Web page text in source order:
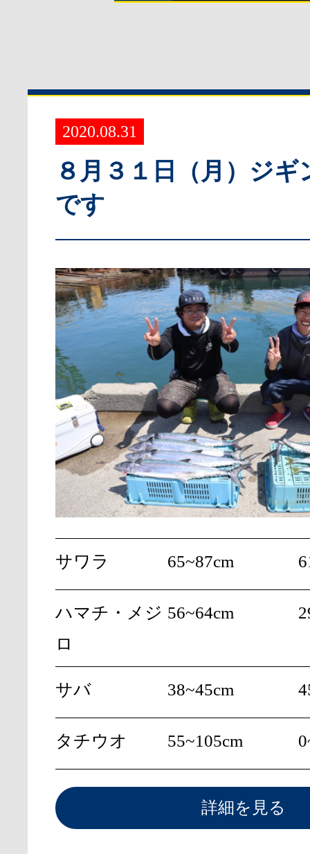
2020.08.31
８月３１日（月）ジギ
です
サワラ 65~87cm
ハマチ・メジ
ロ
56~64cm
サバ 38~45cm
タチウオ 55~105cm
詳細を見る